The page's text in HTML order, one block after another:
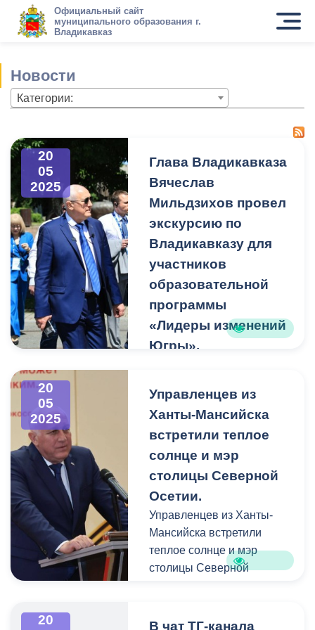
Официальный сайт
муниципального образования г.
Владикавказ
Новости
Категории:
20
05
2025
Глава Владикавказа
Вячеслав
Мильдзихов провел
экскурсию по
Владикавказу для
участников
образовательной
программы
«Лидеры изменений
Югры».
провел экскурсию по
Владикавказу для
участников
образовательной
программы «Лидеры
Мэр угостил участников
кофе с мороженым,
провел короткий экскурс в
историю Владикавказа,
20
05
2025
Управленцев из
Ханты-Мансийска
встретили теплое
солнце и мэр
столицы Северной
Осетии.
Управленцев из Ханты-
Мансийска встретили
теплое солнце и мэр
столицы Северной
Во Владикавказе
20
В чат ТГ-канала